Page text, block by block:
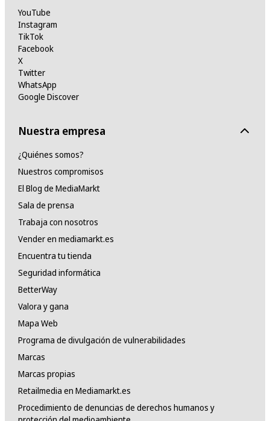
YouTube
Instagram
TikTok
Facebook
X
Twitter
WhatsApp
Google Discover
Nuestra empresa
¿Quiénes somos?
Nuestros compromisos
El Blog de MediaMarkt
Sala de prensa
Trabaja con nosotros
Vender en mediamarkt.es
Encuentra tu tienda
Seguridad informática
BetterWay
Valora y gana
Mapa Web
Programa de divulgación de vulnerabilidades
Marcas
Marcas propias
Retailmedia en Mediamarkt.es
Procedimiento de denuncias de derechos humanos y